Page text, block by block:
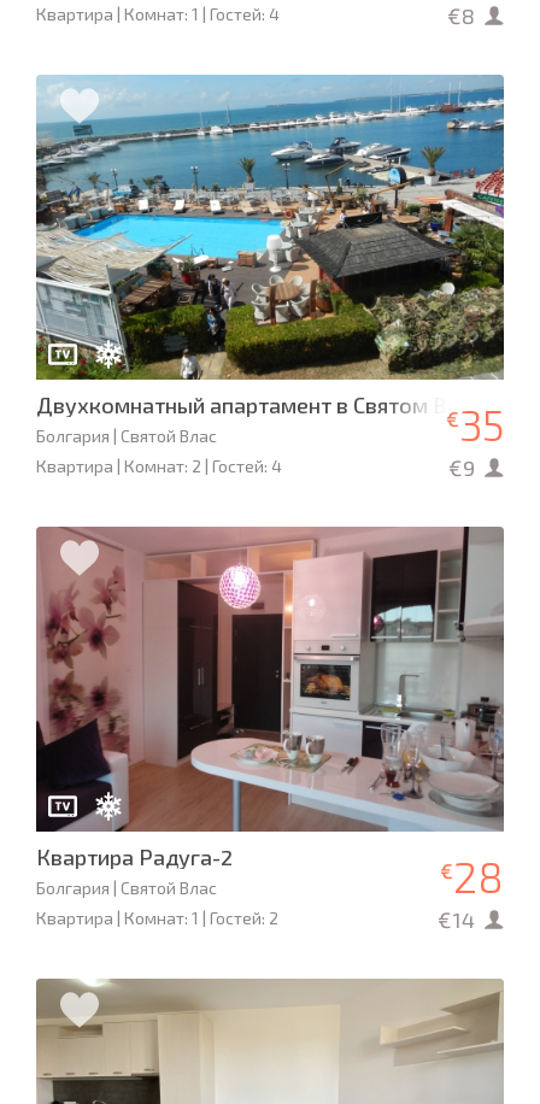
Квартира | Комнат: 1 | Гостей: 4
€8
Двухкомнатный апартамент в Святом Власе
Болгария | Святой Влас
Квартира | Комнат: 2 | Гостей: 4
€35
€9
Квартира Радуга-2
Болгария | Святой Влас
Квартира | Комнат: 1 | Гостей: 2
€28
€14